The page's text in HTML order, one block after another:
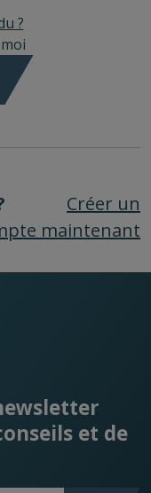
?
Créer un
maintenant
et de